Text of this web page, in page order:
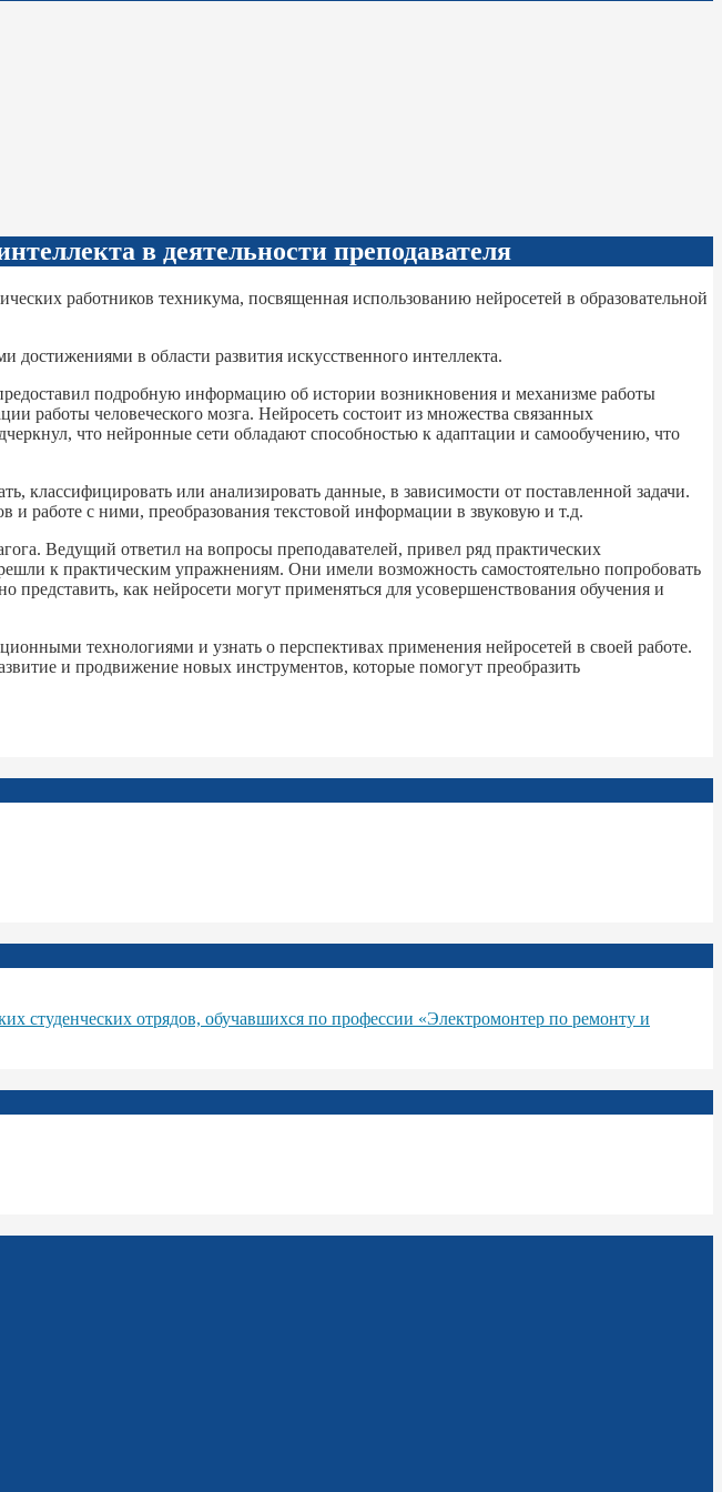
в деятельности преподавателя
работников техникума, посвященная использованию нейросетей в образовательной
в области развития искусственного интеллекта.
подробную информацию об истории возникновения и механизме работы
работы человеческого мозга. Нейросеть состоит из множества связанных
что нейронные сети обладают способностью к адаптации и самообучению, что
классифицировать или анализировать данные, в зависимости от поставленной задачи.
и работе с ними, преобразования текстовой информации в звуковую и т.д.
Ведущий ответил на вопросы преподавателей, привел ряд практических
к практическим упражнениям. Они имели возможность самостоятельно попробовать
представить, как нейросети могут применяться для усовершенствования обучения и
технологиями и узнать о перспективах применения нейросетей в своей работе.
и продвижение новых инструментов, которые помогут преобразить
студенческих отрядов, обучавшихся по профессии «Электромонтер по ремонту и